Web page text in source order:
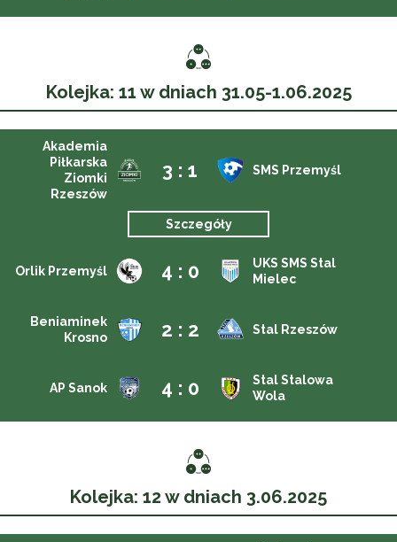
Kolejka: 11 w dniach 31.05-1.06.2025
Akademia
Piłkarska
Ziomki
Rzeszów
3 : 1 SMS Przemyśl
Szczegóły
Orlik Przemyśl 4 : 0
UKS SMS Stal
Mielec
Beniaminek
Krosno
2 : 2 Stal Rzeszów
AP Sanok 4 : 0
Stal Stalowa
Wola
Kolejka: 12 w dniach 3.06.2025